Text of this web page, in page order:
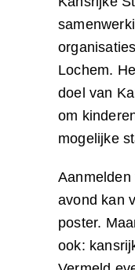
Lochem.
doel van
om
mogelijke
avond kan
poster.
ook: